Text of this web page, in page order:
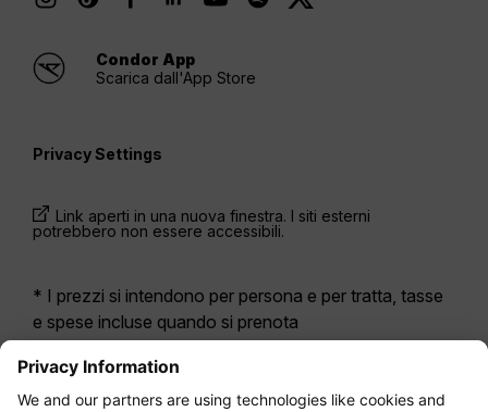
Condor App
Scarica dall'App Store
Privacy Settings
Link aperti in una nuova finestra. I siti esterni
potrebbero non essere accessibili.
* I prezzi si intendono per persona e per tratta, tasse
e spese incluse quando si prenota
contemporaneamente un volo di andata e ritorno.
Erano disponibili nelle ultime 24 ore e potrebbero non
essere più aggiornati. Le tariffe indicate per